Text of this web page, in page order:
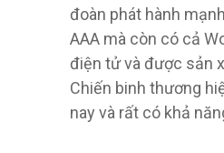
đoàn phát hành
AAA mà còn có cả
điện tử và được sản
Chiến binh thương
nay và rất có khả